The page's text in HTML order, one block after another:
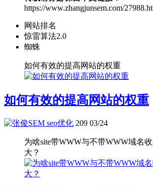
https://www.zhangjunsem.com/
网站排名
惊雷算法2.0
蜘蛛
如何有效的提高网站的权重
如何有效的提高网站的权重
seo优化 209 03/24
为啥site带WWW与不带WWW域名
大？